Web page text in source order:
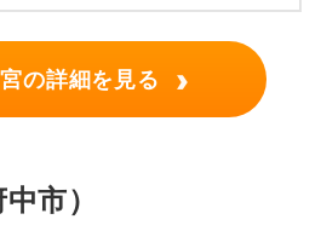
宮の詳細を見る ›
市）